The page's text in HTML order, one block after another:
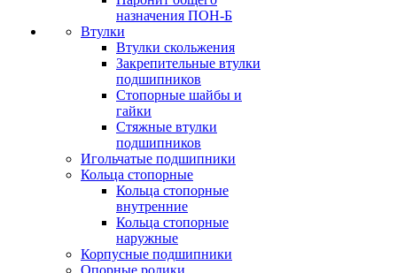
назначения ПОН-Б
Втулки
Втулки скольжения
Закрепительные втулки
подшипников
Стопорные шайбы и
гайки
Стяжные втулки
подшипников
Игольчатые подшипники
Кольца стопорные
Кольца стопорные
внутренние
Кольца стопорные
наружные
Корпусные подшипники
Опорные ролики